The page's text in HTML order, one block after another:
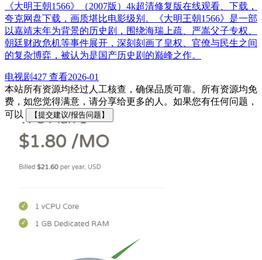
《大明王朝1566》（2007版）4k超清修复版在线观看、下载，
夸克网盘下载，画质堪比电影级别。《大明王朝1566》是一部
以嘉靖末年为背景的历史剧，围绕海瑞上疏、严嵩父子专权、
朝廷财政危机等事件展开，深刻刻画了皇权、官僚与民生之间
的复杂博弈，被认为是国产历史剧的巅峰之作。
电视剧427 查看2026-01
本站所有资源均经过人工核查，确保品质可靠。所有资源均免
费，如您觉得满意，请分享给更多的人。如果您有任何问题，
可以
【提交建议/报告问题】